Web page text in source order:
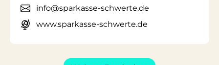
info@sparkasse-schwerte.de
www.sparkasse-schwerte.de